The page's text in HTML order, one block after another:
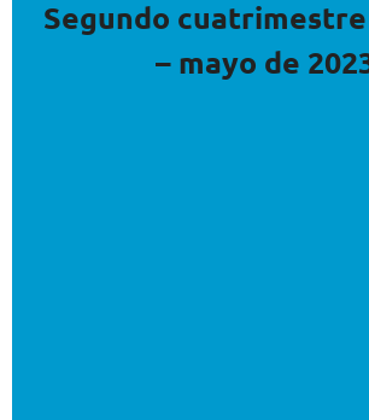
Segundo
– mayo de